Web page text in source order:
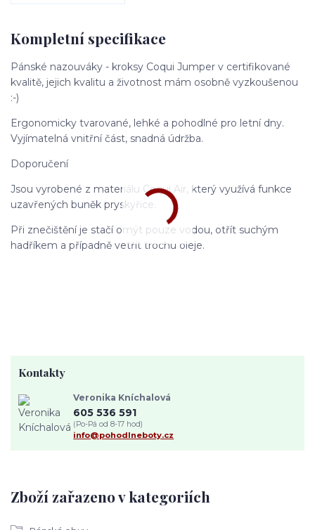
Kompletní specifikace
Pánské nazouváky - kroksy Coqui Jumper v certifikované
kvalitě, jejich kvalitu a životnost mám osobně vyzkoušenou
:-)
Ergonomicky tvarované, lehké a pohodlné pro letní dny.
Vyjímatelná vnitřní část, snadná údržba.
Doporučení
Jsou vyrobené z materiálu Coqui Air, který využívá funkce
uzavřených buněk pryskyřice.
Při znečištění je stačí omýt pouze vodou, otřít suchým
hadříkem a případně vetřít trochu oleje.
Zboží zařazeno v kategoriích
Kontakty
Veronika Kníchalová
605 536 591
(Po-Pá od 8-17 hod)
info@pohodlneboty.cz